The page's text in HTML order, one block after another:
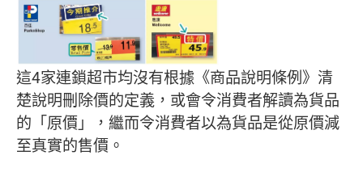
這4家連鎖超市均沒有根據《商品說明條例》清
楚說明刪除價的定義，或會令消費者解讀為貨品
的「原價」，繼而令消費者以為貨品是從原價減
至真實的售價。